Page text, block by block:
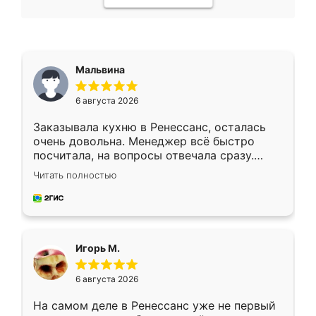
Мальвина
6 августа 2026
Заказывала кухню в Ренессанс, осталась
очень довольна. Менеджер всё быстро
посчитала, на вопросы отвечала сразу.
Замерщик приехал в субботу, подошёл к
делу со всей ответственностью. Собрали
за день, ребята работали аккуратно, даже
Читать полностью
Игорь М.
6 августа 2026
На самом деле в Ренессанс уже не первый